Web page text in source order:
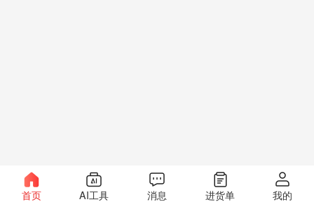
首页 AI工具 消息 进货单 我的